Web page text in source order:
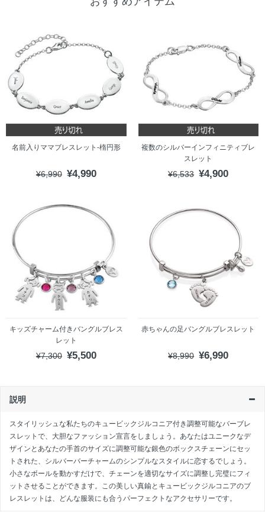
名前入りママブレスレット-楕円形
¥6,990 ¥4,990
複数のシルバーインフィニティブレ
スレット
¥6,533 ¥4,900
キッズチャーム付きバングルブレス
レット
¥7,300 ¥5,500
赤ちゃんの足バングルブレスレット
¥8,990 ¥6,990
説明
スタイリッシュな私たちのキュービックジルコニア付き調整可能なバーブレ
スレットで、大胆なファッション宣言をしましょう。あなたはユニークなデ
ザインとあなたの手首のサイズに調整可能な銀色のボックスチェーンにセッ
トされた、シルバーバーチャームのシンプルなスタイルに恋するでしょう。
小さなボールを動かすだけで、チェーンを適切なサイズに調整し完璧にフィ
ットさせることができます。この美しい真鍮とキュービックジルコニアのブ
レスレットは、どんな服装にも合うパーフェクトなアクセサリーです。